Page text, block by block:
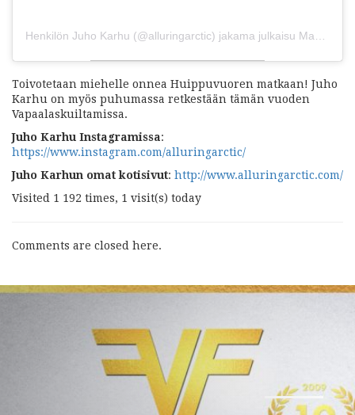
Henkilön Juho Karhu (@alluringarctic) jakama julkaisu Maalis 10, 2019 kello 1.10 PST
Toivotetaan miehelle onnea Huippuvuoren matkaan! Juho
Karhu on myös puhumassa retkestään tämän vuoden
Vapaalaskuiltamissa.
Juho Karhu Instagramissa:
https://www.instagram.com/alluringarctic/
Juho Karhun omat kotisivut: http://www.alluringarctic.com/
Visited 1 192 times, 1 visit(s) today
Comments are closed here.
Seuraava